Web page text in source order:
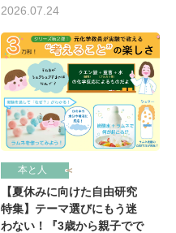
2026.07.24
本と人
【夏休みに向けた自由研究
特集】テーマ選びにもう迷
わない！『3歳から親子でで